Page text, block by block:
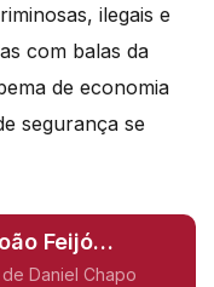
ilegais e
com balas da
de economia
segurança se
Feijó
Daniel Chapo